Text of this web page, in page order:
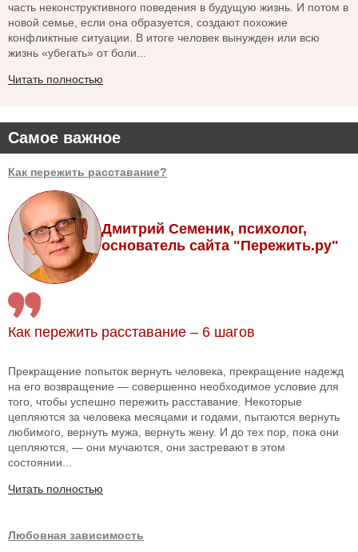
Самое важное
Как пережить расставание?
Дмитрий Семеник, психолог,
основатель сайта "Пережить.ру"
Как пережить расставание – 6 шагов
Прекращение попыток вернуть человека, прекращение надежд
на его возвращение — совершенно необходимое условие для
того, чтобы успешно пережить расставание. Некоторые
цепляются за человека месяцами и годами, пытаются вернуть
любимого, вернуть мужа, вернуть жену. И до тех пор, пока они
цепляются, — они мучаются, они застревают в этом
состоянии...
Читать полностью
Любовная зависимость
часть неконструктивного поведения в будущую жизнь. И потом в
новой семье, если она образуется, создают похожие
конфликтные ситуации. В итоге человек вынужден или всю
жизнь «убегать» от боли...
Читать полностью